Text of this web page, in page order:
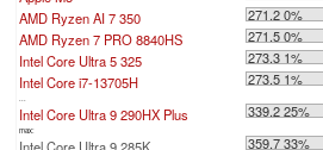
AMD Ryzen AI 7 350
271.2 0%
AMD Ryzen 7 PRO 8840HS
271.5 0%
Intel Core Ultra 5 325
273.3 1%
Intel Core i7-13705H
273.5 1%
...
Intel Core Ultra 9 290HX Plus 339.2 25%
max:
359.7 33%